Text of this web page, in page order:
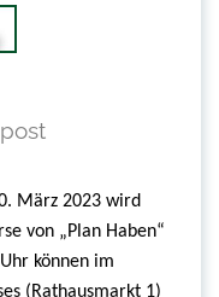
März 2023 wird
von „Plan Haben“
können im
(Rathausmarkt 1)